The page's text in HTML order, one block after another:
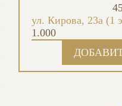
ул. Кирова, 23а (1
1.000